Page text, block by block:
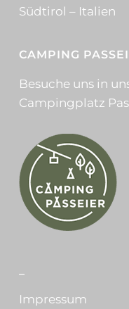
Südtirol – Italien
CAMPING
Besuche uns in
Campingplatz
Impressum